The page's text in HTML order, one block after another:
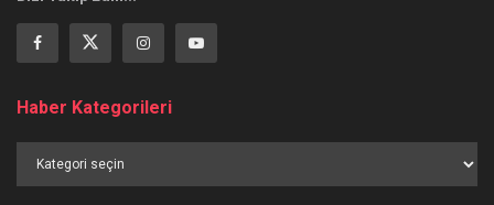
Haber Kategorileri
Kategorileri